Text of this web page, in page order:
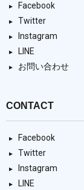
Facebook
Twitter
Instagram
LINE
お問い合わせ
CONTACT
Facebook
Twitter
Instagram
LINE